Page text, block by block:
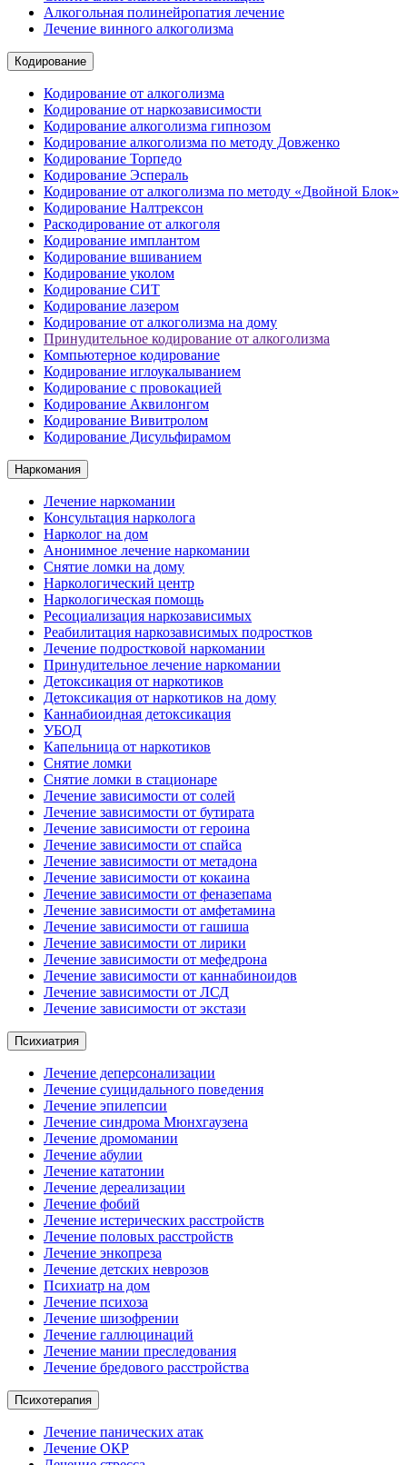
Алкогольная полинейропатия лечение
Лечение винного алкоголизма
Кодирование
Кодирование от алкоголизма
Кодирование от наркозависимости
Кодирование алкоголизма гипнозом
Кодирование алкоголизма по методу Довженко
Кодирование Торпедо
Кодирование Эспераль
Кодирование от алкоголизма по методу «Двойной Блок»
Кодирование Налтрексон
Раскодирование от алкоголя
Кодирование имплантом
Кодирование вшиванием
Кодирование уколом
Кодирование СИТ
Кодирование лазером
Кодирование от алкоголизма на дому
Принудительное кодирование от алкоголизма
Компьютерное кодирование
Кодирование иглоукалыванием
Кодирование с провокацией
Кодирование Аквилонгом
Кодирование Вивитролом
Кодирование Дисульфирамом
Наркомания
Лечение наркомании
Консультация нарколога
Нарколог на дом
Анонимное лечение наркомании
Снятие ломки на дому
Наркологический центр
Наркологическая помощь
Ресоциализация наркозависимых
Реабилитация наркозависимых подростков
Лечение подростковой наркомании
Принудительное лечение наркомании
Детоксикация от наркотиков
Детоксикация от наркотиков на дому
Каннабиоидная детоксикация
УБОД
Капельница от наркотиков
Снятие ломки
Снятие ломки в стационаре
Лечение зависимости от солей
Лечение зависимости от бутирата
Лечение зависимости от героина
Лечение зависимости от спайса
Лечение зависимости от метадона
Лечение зависимости от кокаина
Лечение зависимости от феназепама
Лечение зависимости от амфетамина
Лечение зависимости от гашиша
Лечение зависимости от лирики
Лечение зависимости от мефедрона
Лечение зависимости от каннабиноидов
Лечение зависимости от ЛСД
Лечение зависимости от экстази
Психиатрия
Лечение деперсонализации
Лечение суицидального поведения
Лечение эпилепсии
Лечение синдрома Мюнхгаузена
Лечение дромомании
Лечение абулии
Лечение кататонии
Лечение дереализации
Лечение фобий
Лечение истерических расстройств
Лечение половых расстройств
Лечение энкопреза
Лечение детских неврозов
Психиатр на дом
Лечение психоза
Лечение шизофрении
Лечение галлюцинаций
Лечение мании преследования
Лечение бредового расстройства
Психотерапия
Лечение панических атак
Лечение ОКР